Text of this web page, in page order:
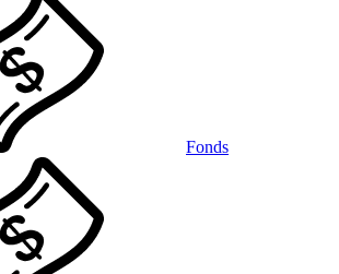
Fonds